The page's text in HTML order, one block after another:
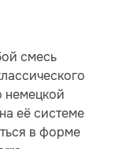
смесь
немецкой
её системе
в форме